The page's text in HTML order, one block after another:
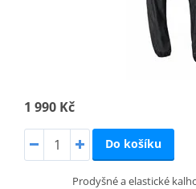
1 990 Kč
Do košíku
Prodyšné a elastické